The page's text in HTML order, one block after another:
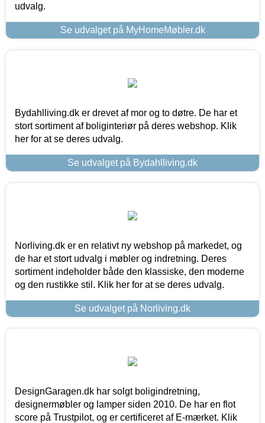
udvalg.
Se udvalget på MyHomeMøbler.dk
Bydahlliving.dk er drevet af mor og to døtre. De har et
stort sortiment af boliginteriør på deres webshop. Klik
her for at se deres udvalg.
Se udvalget på Bydahlliving.dk
Norliving.dk er en relativt ny webshop på markedet, og
de har et stort udvalg i møbler og indretning. Deres
sortiment indeholder både den klassiske, den moderne
og den rustikke stil. Klik her for at se deres udvalg.
Se udvalget på Norliving.dk
DesignGaragen.dk har solgt boligindretning,
designermøbler og lamper siden 2010. De har en flot
score på Trustpilot, og er certificeret af E-mærket. Klik